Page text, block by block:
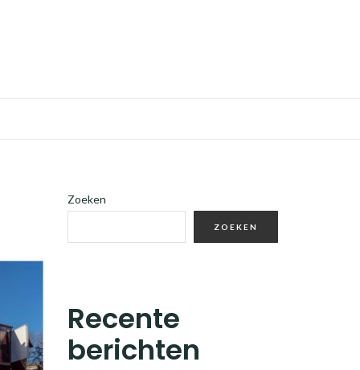
Zoeken
ZOEKEN
Recente
berichten